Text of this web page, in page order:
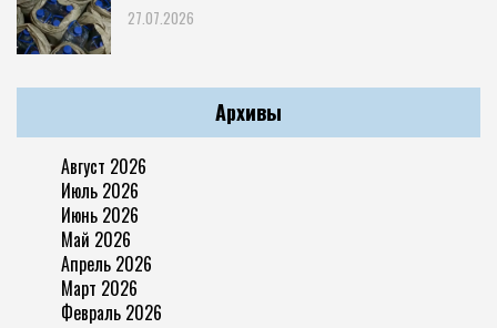
27.07.2026
Архивы
Август 2026
Июль 2026
Июнь 2026
Май 2026
Апрель 2026
Март 2026
Февраль 2026